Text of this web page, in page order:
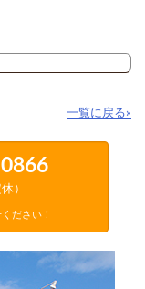
一覧に戻る»
）
ださい！